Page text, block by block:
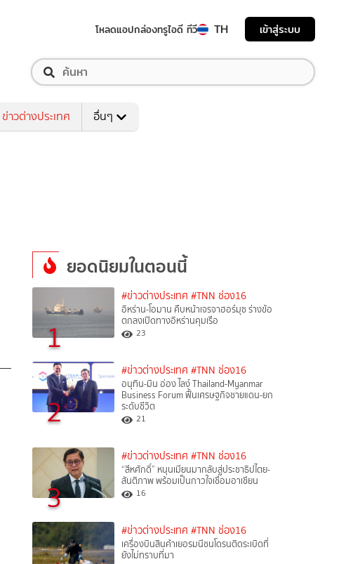
โหลดแอปกล่องทรูไอดี ทีวี TH เข้าสู่ระบบ
ข่าวต่างประเทศ อื่นๆ
ยอดนิยมในตอนนี้
1
#ข่าวต่างประเทศ #TNN ช่อง16
อิหร่าน-โอมาน คืบหน้าเจรจาฮอร์มุซ ร่างข้อ
ตกลงเปิดทางอิหร่านคุมเรือ
23
2
#ข่าวต่างประเทศ #TNN ช่อง16
อนุทิน-มิน อ่อง ไลง์ Thailand-Myanmar
Business Forum ฟื้นเศรษฐกิจชายแดน-ยก
ระดับชีวิต
21
3
#ข่าวต่างประเทศ #TNN ช่อง16
“สีหศักดิ์”​ หนุนเมียนมากลับสู่ประชาธิปไตย-
สันติภาพ พร้อมเป็นกาวใจเชื่อมอาเซียน
16
#ข่าวต่างประเทศ #TNN ช่อง16
เครื่องบินสินค้าเยอรมนีชนโดรนติดระเบิดที่
ยังไม่ทราบที่มา